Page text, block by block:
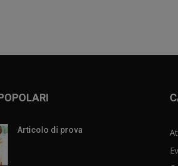
Articolo di prova